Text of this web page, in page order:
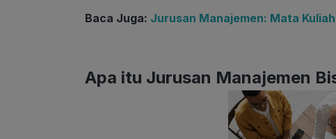
Baca Juga: Jurusan Manajemen: Mata
Apa itu Jurusan Manajemen